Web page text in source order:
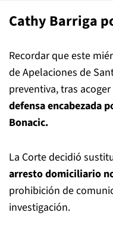
Cathy Barriga
Recordar que este
de Apelaciones de
preventiva, tras
defensa encabezada
Bonacic.
La Corte decidió
arresto domiciliario
prohibición de
investigación.